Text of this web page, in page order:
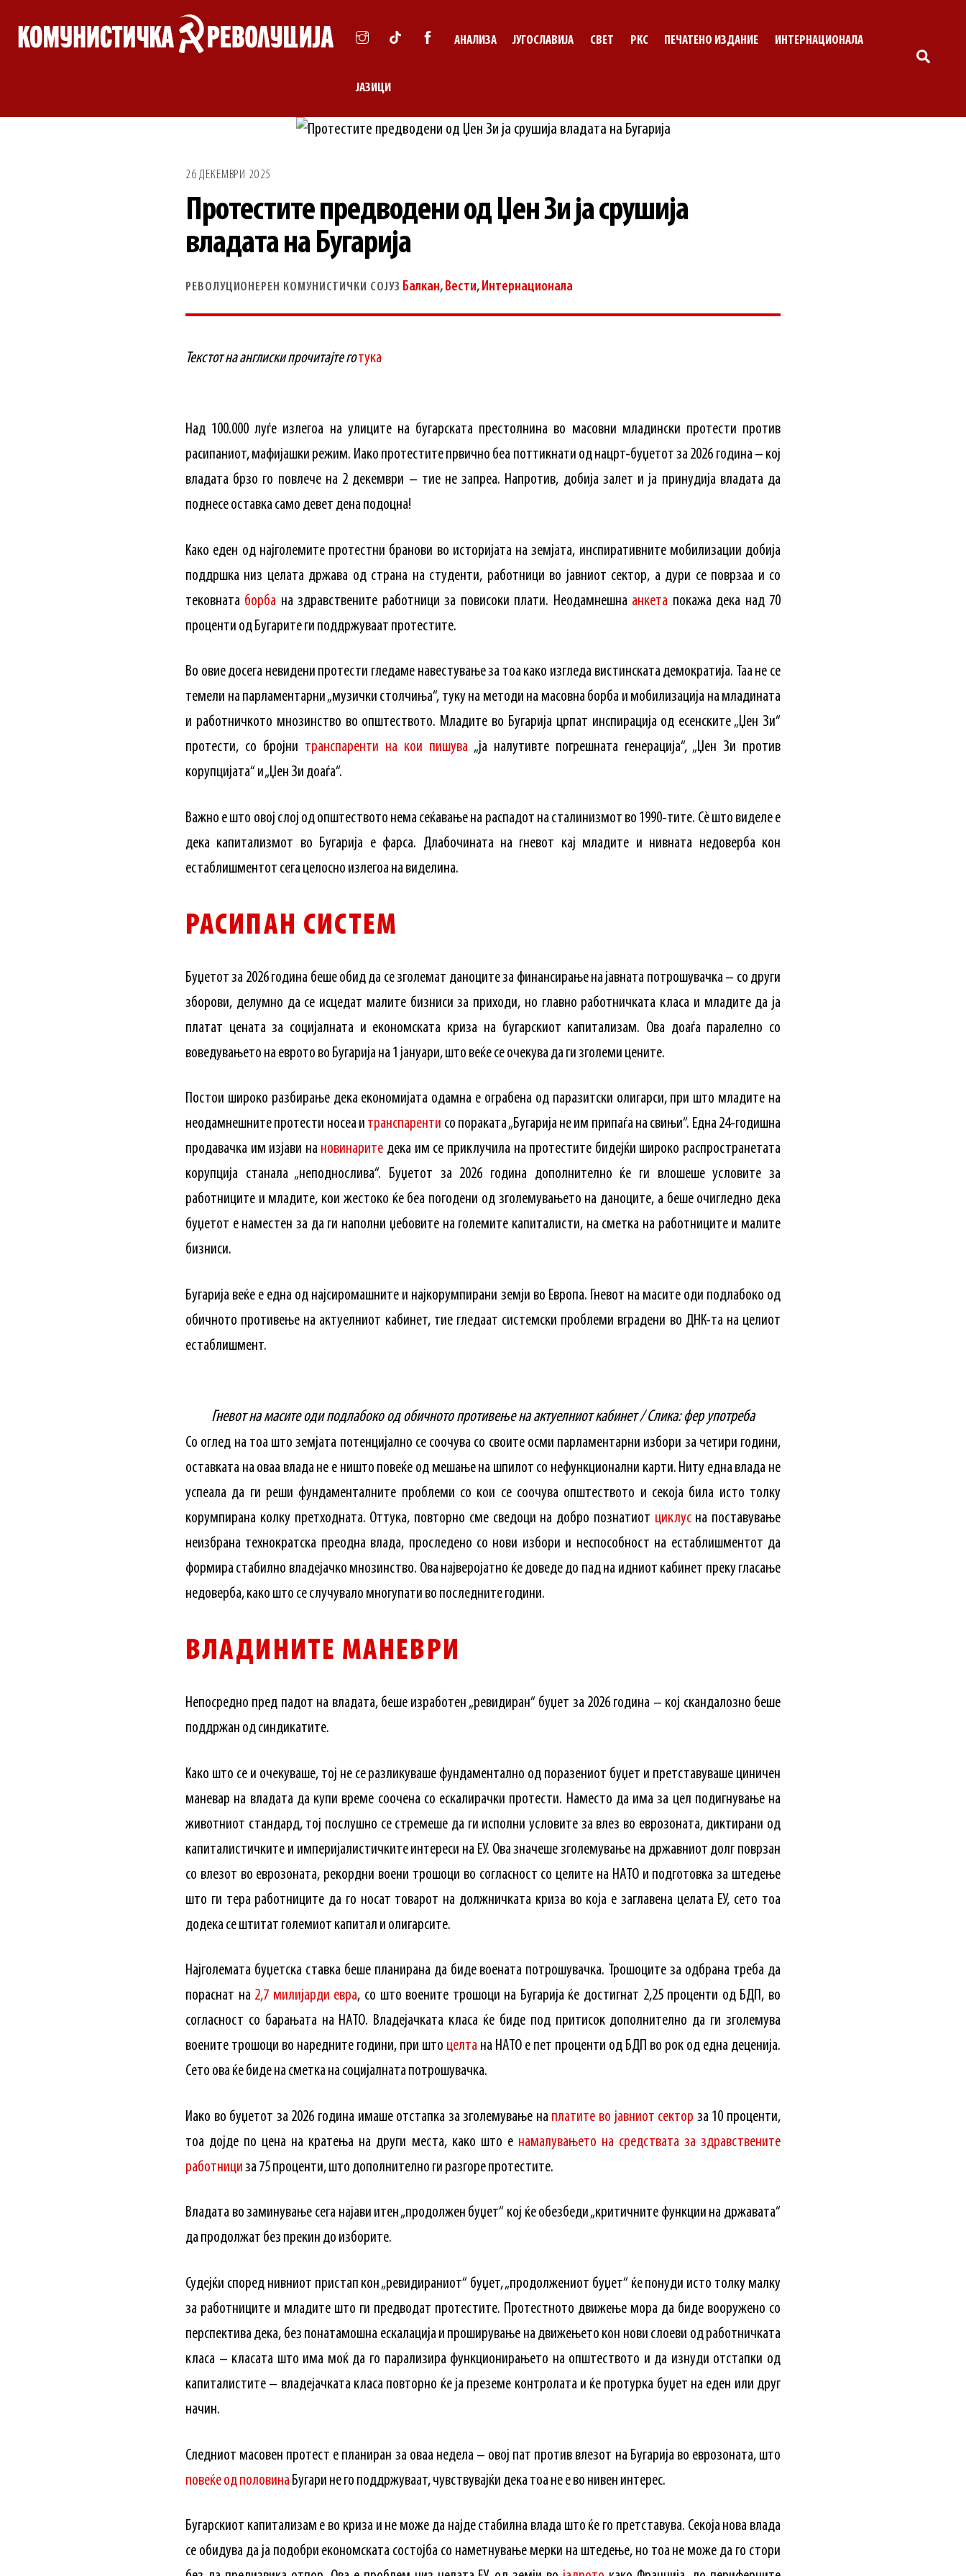
АНАЛИЗА ЈУГОСЛАВИЈА СВЕТ РКС ПЕЧАТЕНО ИЗДАНИЕ ИНТЕРНАЦИОНАЛА
ЈАЗИЦИ
26 ДЕКЕМВРИ 2025
Протестите предводени од Џен Зи ја срушија
владата на Бугарија
РЕВОЛУЦИОНЕРЕН КОМУНИСТИЧКИ СОЈУЗ Балкан,Вести, Интернационала
Текстот на англиски прочитајте готука
Над 100.000 луѓе излегоа на улиците на бугарската престолнина во масовни младински протести против
расипаниот, мафијашки режим. Иако протестите првично беа поттикнати од нацрт-буџетот за 2026 година – кој
владата брзо го повлече на 2 декември – тие не запреа. Напротив, добија залет и ја принудија владата да
поднесе оставка само девет дена подоцна!
Како еден од најголемите протестни бранови во историјата на земјата, инспиративните мобилизации добија
поддршка низ целата држава од страна на студенти, работници во јавниот сектор, а дури се поврзаа и со
тековната борба на здравствените работници за повисоки плати. Неодамнешна анкета покажа дека над 70
проценти од Бугарите ги поддржуваат протестите.
Во овие досега невидени протести гледаме навестување за тоа како изгледа вистинската демократија. Таа не се
темели на парламентарни „музички столчиња“, туку на методи на масовна борба и мобилизација на младината
и работничкото мнозинство во општеството. Младите во Бугарија црпат инспирација од есенските „Џен Зи“
протести, со бројни транспаренти на кои пишува „ја налутивте погрешната генерација“, „Џен Зи против
корупцијата“ и „Џен Зи доаѓа“.
Важно е што овој слој од општеството нема сеќавање на распадот на сталинизмот во 1990-тите. Сè што виделе е
дека капитализмот во Бугарија е фарса. Длабочината на гневот кај младите и нивната недоверба кон
естаблишментот сега целосно излегоа на виделина.
РАСИПАН СИСТЕМ
Буџетот за 2026 година беше обид да се зголемат даноците за финансирање на јавната потрошувачка – со други
зборови, делумно да се исцедат малите бизниси за приходи, но главно работничката класа и младите да ја
платат цената за социјалната и економската криза на бугарскиот капитализам. Ова доаѓа паралелно со
воведувањето на еврото во Бугарија на 1 јануари, што веќе се очекува да ги зголеми цените.
Постои широко разбирање дека економијата одамна е ограбена од паразитски олигарси, при што младите на
неодамнешните протести носеа и транспаренти со пораката „Бугарија не им припаѓа на свињи“. Една 24-годишна
продавачка им изјави на новинарите дека им се приклучила на протестите бидејќи широко распространетата
корупција станала „неподнослива“. Буџетот за 2026 година дополнително ќе ги влошеше условите за
работниците и младите, кои жестоко ќе беа погодени од зголемувањето на даноците, а беше очигледно дека
буџетот е наместен за да ги наполни џебовите на големите капиталисти, на сметка на работниците и малите
бизниси.
Бугарија веќе е една од најсиромашните и најкорумпирани земји во Европа. Гневот на масите оди подлабоко од
обичното противење на актуелниот кабинет, тие гледаат системски проблеми вградени во ДНК-та на целиот
естаблишмент.
Гневот на масите оди подлабоко од обичното противење на актуелниот кабинет / Слика: фер употреба
Со оглед на тоа што земјата потенцијално се соочува со своите осми парламентарни избори за четири години,
оставката на оваа влада не е ништо повеќе од мешање на шпилот со нефункционални карти. Ниту една влада не
успеала да ги реши фундаменталните проблеми со кои се соочува општеството и секоја била исто толку
корумпирана колку претходната. Оттука, повторно сме сведоци на добро познатиот циклусна поставување
неизбрана технократска преодна влада, проследено со нови избори и неспособност на естаблишментот да
формира стабилно владејачко мнозинство. Ова најверојатно ќе доведе до пад на идниот кабинет преку гласање
недоверба, како што се случувало многупати во последните години.
ВЛАДИНИТЕ МАНЕВРИ
Непосредно пред падот на владата, беше изработен „ревидиран“ буџет за 2026 година – кој скандалозно беше
поддржан од синдикатите.
Како што се и очекуваше, тој не се разликуваше фундаментално од поразениот буџет и претставуваше циничен
маневар на владата да купи време соочена со ескалирачки протести. Наместо да има за цел подигнување на
животниот стандард, тој послушно се стремеше да ги исполни условите за влез во еврозоната, диктирани од
капиталистичките и империјалистичките интереси на ЕУ. Ова значеше зголемување на државниот долг поврзан
со влезот во еврозоната, рекордни воени трошоци во согласност со целите на НАТО и подготовка за штедење
што ги тера работниците да го носат товарот на должничката криза во која е заглавена целата ЕУ, сето тоа
додека се штитат големиот капитал и олигарсите.
Најголемата буџетска ставка беше планирана да биде воената потрошувачка. Трошоците за одбрана треба да
пораснат на 2,7 милијарди евра, со што воените трошоци на Бугарија ќе достигнат 2,25 проценти од БДП, во
согласност со барањата на НАТО. Владејачката класа ќе биде под притисок дополнително да ги зголемува
воените трошоци во наредните години, при што целта на НАТО е пет проценти од БДП во рок од една деценија.
Сето ова ќе биде на сметка на социјалната потрошувачка.
Иако во буџетот за 2026 година имаше отстапка за зголемување на платите во јавниот сектор за 10 проценти,
тоа дојде по цена на кратења на други места, како што е намалувањето на средствата за здравствените
работнициза 75 проценти, што дополнително ги разгоре протестите.
Владата во заминување сега најави итен „продолжен буџет“ кој ќе обезбеди „критичните функции на државата“
да продолжат без прекин до изборите.
Судејќи според нивниот пристап кон „ревидираниот“ буџет, „продолжениот буџет“ ќе понуди исто толку малку
за работниците и младите што ги предводат протестите. Протестното движење мора да биде вооружено со
перспектива дека, без понатамошна ескалација и проширување на движењето кон нови слоеви од работничката
класа – класата што има моќ да го парализира функционирањето на општеството и да изнуди отстапки од
капиталистите – владејачката класа повторно ќе ја преземе контролата и ќе протурка буџет на еден или друг
начин.
Следниот масовен протест е планиран за оваа недела – овој пат против влезот на Бугарија во еврозоната, што
повеќе од половина Бугари не го поддржуваат, чувствувајќи дека тоа не е во нивен интерес.
Бугарскиот капитализам е во криза и не може да најде стабилна влада што ќе го претставува. Секоја нова влада
се обидува да ја подобри економската состојба со наметнување мерки на штедење, но тоа не може да го стори